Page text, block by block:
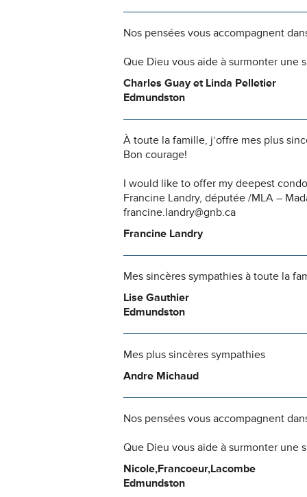
Nos pensées vous accompagnent
Que Dieu vous aide à surmonter une
Charles Guay et Linda Pelletier
Edmundston
À toute la famille, j’offre mes plus
Bon courage!
I would like to offer my deepest
Francine Landry, députée /MLA –
francine.landry@gnb.ca
Francine Landry
Mes sincères sympathies à toute la
Lise Gauthier
Edmundston
Mes plus sincères sympathies
Andre Michaud
Nos pensées vous accompagnent
Que Dieu vous aide à surmonter une
Nicole,Francoeur,Lacombe
Edmundston